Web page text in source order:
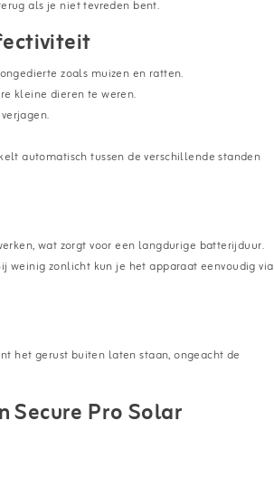
als je niet tevreden bent.
zoals muizen en ratten.
kleine dieren te weren.
automatisch tussen de verschillende standen
wat zorgt voor een langdurige batterijduur.
weinig zonlicht kun je het apparaat eenvoudig via
het gerust buiten laten staan, ongeacht de
Secure Pro Solar